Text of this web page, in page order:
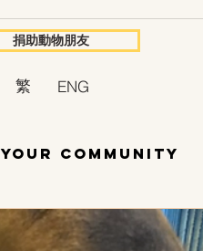
捐助動物朋友
繁 ENG
Your Community